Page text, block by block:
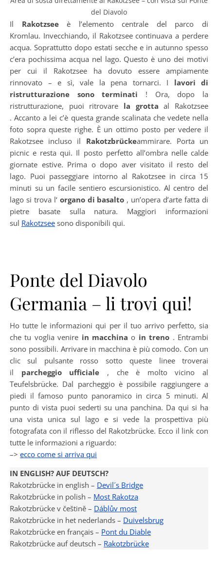
del Diavolo
Il Rakotzseeè l’elemento centrale del parco di
Kromlau. Invecchiando, il Rakotzsee continuava a perdere
acqua. Soprattutto dopo estati secche e in autunno spesso
c’era pochissima acqua nel lago. Questo è uno dei motivi
per cui il Rakotzsee ha dovuto essere ampiamente
rinnovato – e sì, vale la pena tornarci. I lavori di
ristrutturazione sono terminati ! Ora, dopo la
ristrutturazione, puoi ritrovare la grotta al Rakotzsee
. Accanto a lei c’è questa grande scalinata che vedete nella
foto sopra queste righe. È un ottimo posto per vedere il
Rakotzsee incluso il Rakotzbrückeammirare. Porta un
picnic e resta qui. Il posto perfetto all’ombra nelle calde
giornate estive. Prima o dopo aver visitato il resto del
lago. Puoi passeggiare intorno al Rakotzsee in circa 15
minuti su un facile sentiero escursionistico. Al centro del
lago si trova l‘ organo di basalto , un’opera d’arte fatta di
pietre basate sulla natura. Maggiori informazioni
sul Rakotzsee sono disponibili qui.
Ponte del Diavolo
Germania – li trovi qui!
Ho tutte le informazioni qui per il tuo arrivo perfetto, sia
che tu voglia venire in macchina o in treno . Entrambi
sono possibili. Arrivare in macchina è più comodo. Con un
clic sul pulsante rosso sotto queste linee troverai
il parcheggio ufficiale , che è molto vicino al
Teufelsbrücke. Dal parcheggio è possibile raggiungere a
piedi il famoso punto panoramico in circa 5 minuti. Al
punto di vista puoi sederti su una panchina. Da qui si ha
una vista unica sul lago e si vede la prospettiva più
fotografata con il riflesso del Rakotzbrücke. Ecco il link con
tutte le informazioni a riguardo:
–> ecco come si arriva qui
IN ENGLISH? AUF DEUTSCH?
Rakotzbrücke in english – Devil´s Bridge
Rakotzbrücke in polish – Most Rakotza
Rakotzbrücke v češtině – Dáblův most
Rakotzbrücke in het nederlands – Duivelsbrug
Rakotzbrücke en français – Pont du Diable
Rakotzbrücke auf deutsch – Rakotzbrücke